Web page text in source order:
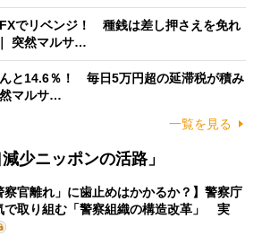
FXでリベンジ！ 種銭は差し押さえを免れ
突然マルサ…
んと14.6％！ 毎日5万円超の延滞税が積み
然マルサ…
一覧を見る
少ニッポンの活路」
察官離れ」に歯止めはかかるか？】警察庁
で取り組む「警察組織の構造改革」 実